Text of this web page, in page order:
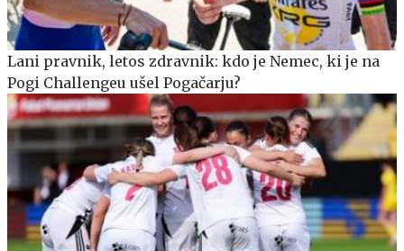
Lani pravnik, letos zdravnik: kdo je Nemec, ki je na
Pogi Challengeu ušel Pogačarju?